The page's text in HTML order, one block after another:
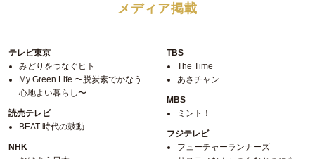
メディア掲載
テレビ東京
みどりをつなぐヒト
My Green Life 〜脱炭素でかなう
心地よい暮らし〜
読売テレビ
BEAT 時代の鼓動
NHK
TBS
The Time
あさチャン
MBS
ミント！
フジテレビ
フューチャーランナーズ